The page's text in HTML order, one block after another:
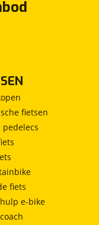
fietsen
pedelecs
fiets
e-bike